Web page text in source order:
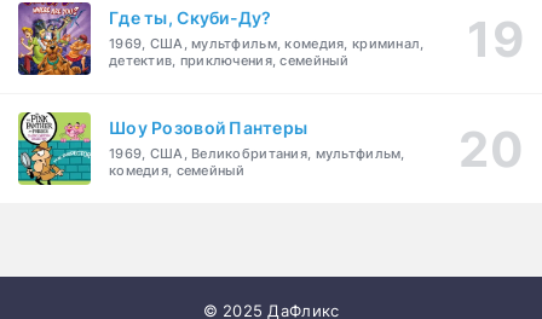
Где ты, Скуби-Ду?
1969, США, мультфильм, комедия, криминал,
детектив, приключения, семейный
Шоу Розовой Пантеры
1969, США, Великобритания, мультфильм,
комедия, семейный
© 2025 ДаФликс